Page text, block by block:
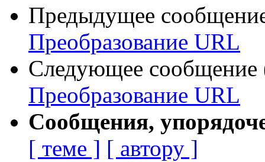
Предыдущее
Преобразование URL
Следующее сообщение
Преобразование URL
Сообщения,
[ теме ] [ автору ]